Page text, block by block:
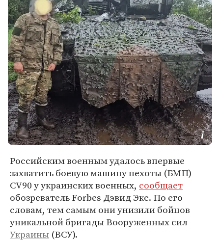
Российским военным удалось впервые
захватить боевую машину пехоты (БМП)
CV90 у украинских военных, сообщает
обозреватель Forbes Дэвид Экс. По его
словам, тем самым они унизили бойцов
уникальной бригады Вооруженных сил
Украины (ВСУ).